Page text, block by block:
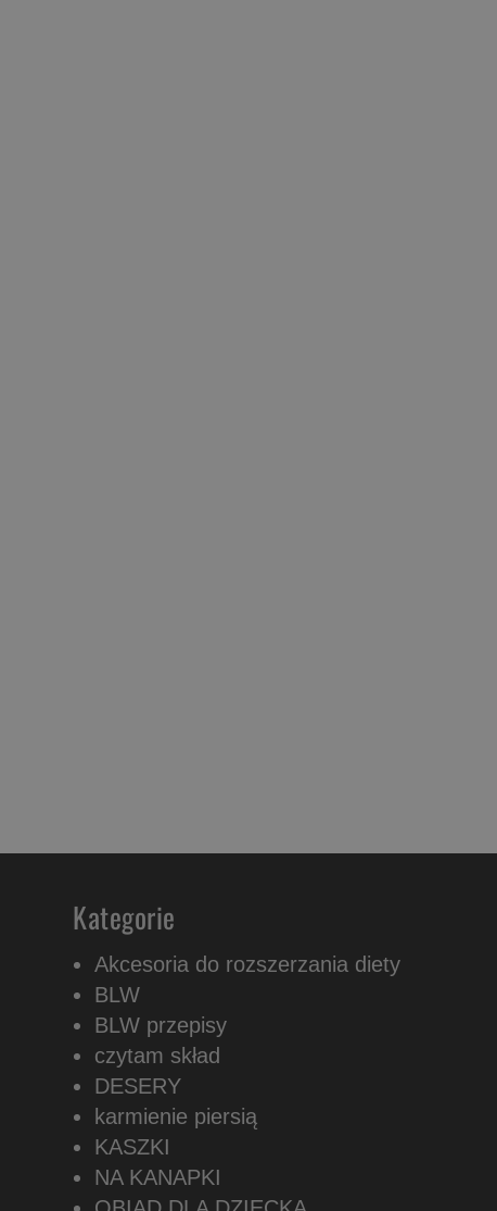
Kategorie
Akcesoria do rozszerzania diety
BLW
BLW przepisy
czytam skład
DESERY
karmienie piersią
KASZKI
NA KANAPKI